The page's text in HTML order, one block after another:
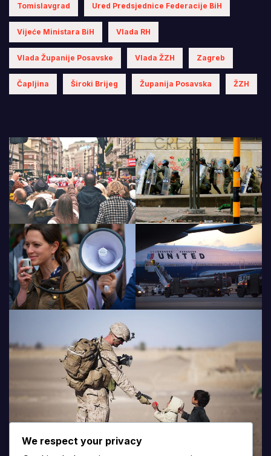
Tomislavgrad Ured Predsjednice Federacije BiH
Vijeće Ministara BiH Vlada RH
Vlada Županije Posavske Vlada ŽZH Zagreb
Čapljina Široki Brijeg Županija Posavska ŽZH
We respect your privacy